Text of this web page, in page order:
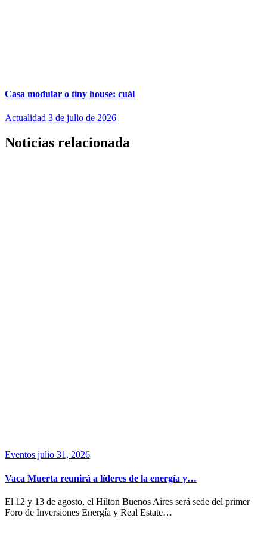
Casa modular o tiny house: cuál
Actualidad 3 de julio de 2026
Noticias relacionada
Eventos julio 31, 2026
Vaca Muerta reunirá a líderes de la energía y…
El 12 y 13 de agosto, el Hilton Buenos Aires será sede del primer
Foro de Inversiones Energía y Real Estate…